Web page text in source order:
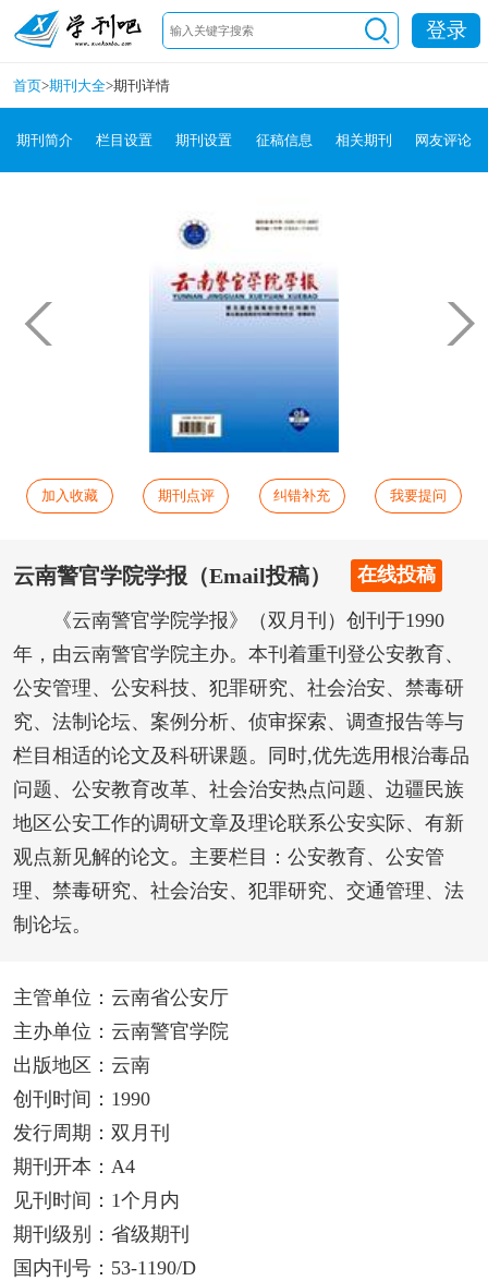
登录
首页>期刊大全>期刊详情
期刊简介 栏目设置 期刊设置 征稿信息 相关期刊 网友评论
加入收藏 期刊点评 纠错补充 我要提问
云南警官学院学报（Email投稿） 在线投稿
《云南警官学院学报》（双月刊）创刊于1990
年，由云南警官学院主办。本刊着重刊登公安教育、
公安管理、公安科技、犯罪研究、社会治安、禁毒研
究、法制论坛、案例分析、侦审探索、调查报告等与
栏目相适的论文及科研课题。同时,优先选用根治毒品
问题、公安教育改革、社会治安热点问题、边疆民族
地区公安工作的调研文章及理论联系公安实际、有新
观点新见解的论文。主要栏目：公安教育、公安管
理、禁毒研究、社会治安、犯罪研究、交通管理、法
制论坛。
主管单位：云南省公安厅
主办单位：云南警官学院
出版地区：云南
创刊时间：1990
发行周期：双月刊
期刊开本：A4
见刊时间：1个月内
期刊级别：省级期刊
国内刊号：53-1190/D